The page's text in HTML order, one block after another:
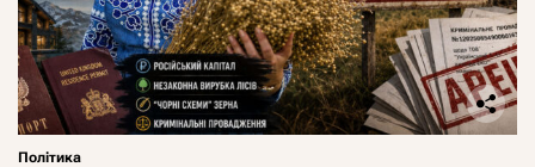
Політика